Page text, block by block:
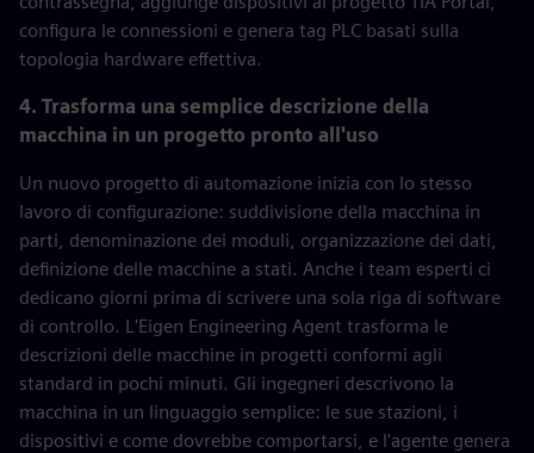
configura le connessioni e genera tag PLC basati sulla
topologia hardware effettiva.
4. Trasforma una semplice descrizione della
macchina in un progetto pronto all'uso
Un nuovo progetto di automazione inizia con lo stesso
lavoro di configurazione: suddivisione della macchina in
parti, denominazione dei moduli, organizzazione dei dati,
definizione delle macchine a stati. Anche i team esperti ci
dedicano giorni prima di scrivere una sola riga di software
di controllo. L'Eigen Engineering Agent trasforma le
descrizioni delle macchine in progetti conformi agli
standard in pochi minuti. Gli ingegneri descrivono la
macchina in un linguaggio semplice: le sue stazioni, i
dispositivi e come dovrebbe comportarsi, e l'agente genera